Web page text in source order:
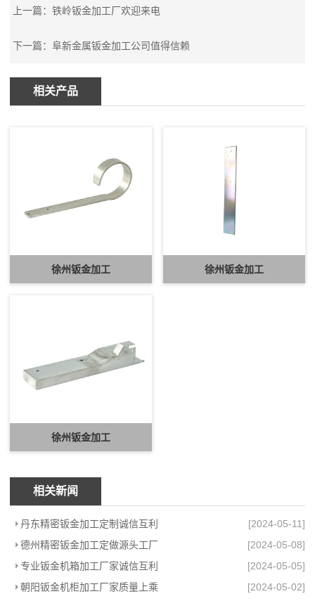
上一篇：铁岭钣金加工厂欢迎来电
下一篇：阜新金属钣金加工公司值得信赖
相关产品
徐州钣金加工 徐州钣金加工
徐州钣金加工
相关新闻
丹东精密钣金加工定制诚信互利
[2024-05-11]
德州精密钣金加工定做源头工厂
[2024-05-08]
专业钣金机箱加工厂家诚信互利
[2024-05-05]
朝阳钣金机柜加工厂家质量上乘
[2024-05-02]